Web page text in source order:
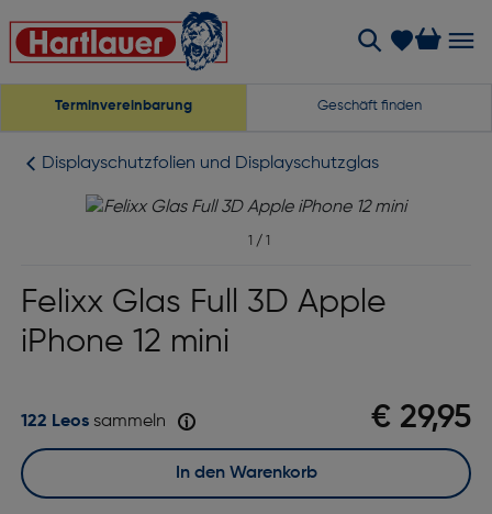
Terminvereinbarung Geschäft finden
Displayschutzfolien und Displayschutzglas
1 / 1
Felixx Glas Full 3D Apple
iPhone 12 mini
€ 29,95
122 Leossammeln
In den Warenkorb